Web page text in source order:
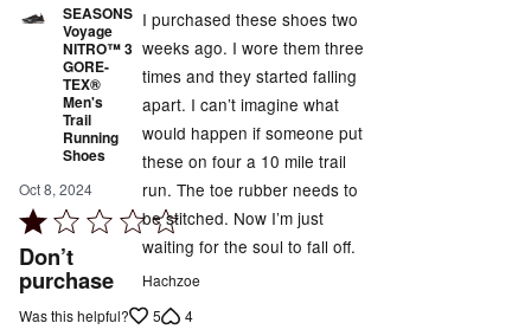
SEASONS
Voyage
NITRO™ 3
GORE-
TEX®
Men's
Trail
Running
Shoes
Oct 8, 2024
Rated
1
out
of
Don’t
purchase
I purchased these shoes two
weeks ago. I wore them three
times and they started falling
apart. I can’t imagine what
would happen if someone put
these on four a 10 mile trail
run. The toe rubber needs to
be stitched. Now I’m just
waiting for the soul to fall off.
Hachzoe
Was this helpful?
5 4